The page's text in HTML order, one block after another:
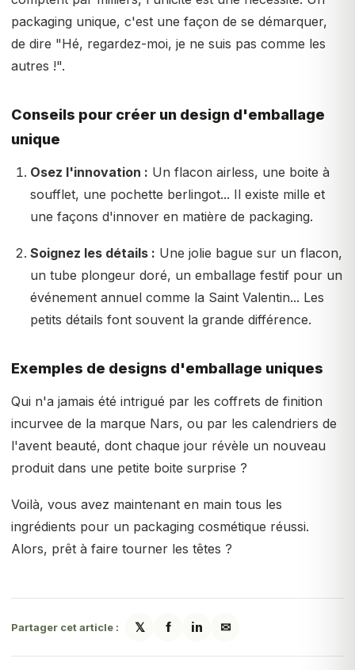
packaging unique, c'est une façon de se démarquer,
de dire "Hé, regardez-moi, je ne suis pas comme les
autres !".
Conseils pour créer un design d'emballage
unique
Osez l'innovation : Un flacon airless, une boite à
soufflet, une pochette berlingot... Il existe mille et
une façons d'innover en matière de packaging.
Soignez les détails : Une jolie bague sur un flacon,
un tube plongeur doré, un emballage festif pour un
événement annuel comme la Saint Valentin... Les
petits détails font souvent la grande différence.
Exemples de designs d'emballage uniques
Qui n'a jamais été intrigué par les coffrets de finition
incurvee de la marque Nars, ou par les calendriers de
l'avent beauté, dont chaque jour révèle un nouveau
produit dans une petite boite surprise ?
Voilà, vous avez maintenant en main tous les
ingrédients pour un packaging cosmétique réussi.
Alors, prêt à faire tourner les têtes ?
Partager cet article : 𝕏 f in ✉